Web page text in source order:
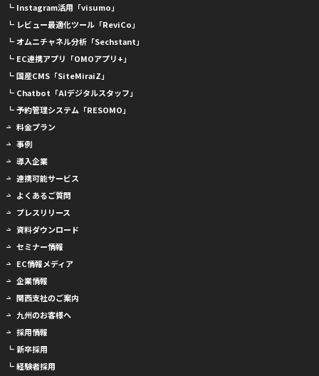
┗ Instagram活用「visumo」
┗ レビュー最適化ツール「ReviCo」
┗ オムニチャネル分析「Sechstant」
┗ EC連携アプリ「OMOアプリ+」
┗ 国産CMS「SiteMiraiZ」
┗ Chatbot「AIデジタルスタッフ」
┗ 予約管理システム「RESOMO」
料金プラン
事例
導入企業
連携可能サービス
よくあるご質問
プレスリリース
資料ダウンロード
セミナー情報
EC情報メディア
企業情報
関西支社のご案内
九州のお客様へ
採用情報
┗ 新卒採用
┗ 経験者採用